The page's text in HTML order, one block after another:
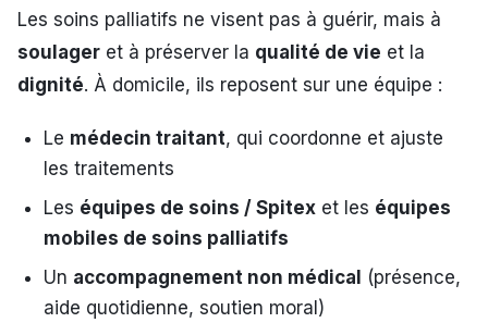
Les soins palliatifs ne visent pas à guérir, mais à
soulager et à préserver la qualité de vie et la
dignité. À domicile, ils reposent sur une équipe :
Le médecin traitant, qui coordonne et ajuste
les traitements
Les équipes de soins / Spitex et les équipes
mobiles de soins palliatifs
Un accompagnement non médical
(présence,
aide quotidienne, soutien moral)